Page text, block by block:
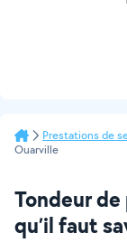
Prestations de
Ouarville
Tondeur
qu’il faut